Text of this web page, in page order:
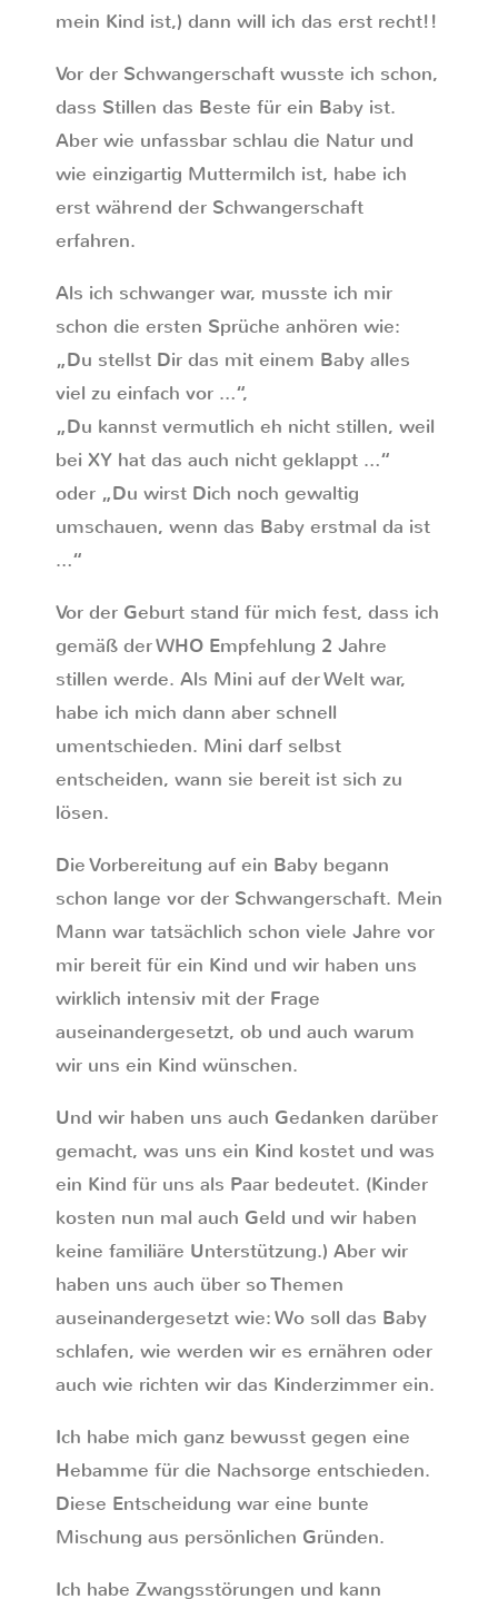
mein Kind ist,) dann will ich das erst recht!!
Vor der Schwangerschaft wusste ich schon,
dass Stillen das Beste für ein Baby ist.
Aber wie unfassbar schlau die Natur und
wie einzigartig Muttermilch ist, habe ich
erst während der Schwangerschaft
erfahren.
Als ich schwanger war, musste ich mir
schon die ersten Sprüche anhören wie:
„Du stellst Dir das mit einem Baby alles
viel zu einfach vor …“,
„Du kannst vermutlich eh nicht stillen, weil
bei XY hat das auch nicht geklappt …“
oder „Du wirst Dich noch gewaltig
umschauen, wenn das Baby erstmal da ist
…“
Vor der Geburt stand für mich fest, dass ich
gemäß der WHO Empfehlung 2 Jahre
stillen werde. Als Mini auf der Welt war,
habe ich mich dann aber schnell
umentschieden. Mini darf selbst
entscheiden, wann sie bereit ist sich zu
lösen.
Die Vorbereitung auf ein Baby begann
schon lange vor der Schwangerschaft. Mein
Mann war tatsächlich schon viele Jahre vor
mir bereit für ein Kind und wir haben uns
wirklich intensiv mit der Frage
auseinandergesetzt, ob und auch warum
wir uns ein Kind wünschen.
Und wir haben uns auch Gedanken darüber
gemacht, was uns ein Kind kostet und was
ein Kind für uns als Paar bedeutet. (Kinder
kosten nun mal auch Geld und wir haben
keine familiäre Unterstützung.) Aber wir
haben uns auch über so Themen
auseinandergesetzt wie: Wo soll das Baby
schlafen, wie werden wir es ernähren oder
auch wie richten wir das Kinderzimmer ein.
Ich habe mich ganz bewusst gegen eine
Hebamme für die Nachsorge entschieden.
Diese Entscheidung war eine bunte
Mischung aus persönlichen Gründen.
Ich habe Zwangsstörungen und kann